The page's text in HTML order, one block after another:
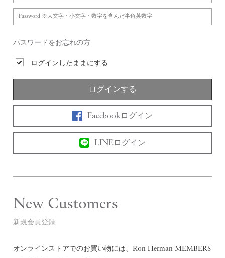
パスワードをお忘れの方
ログインしたままにする
ログインする
Facebookログイン
LINEログイン
New Customers
新規会員登録
オンラインストアでのお買い物には、Ron Herman MEMBERS